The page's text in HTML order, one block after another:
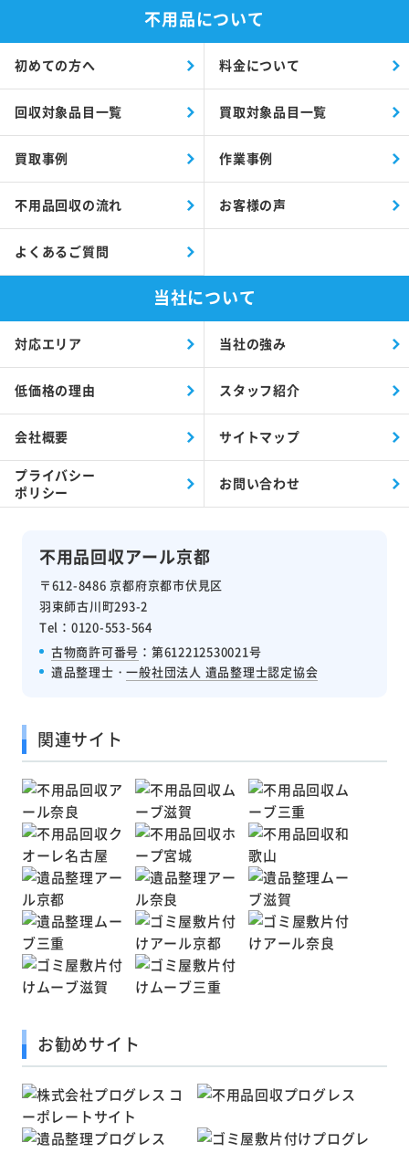
不用品回収アール京都
〒612-8486 京都府京都市伏見区
羽束師古川町293-2
Tel：0120-553-564
古物商許可番号 ：第612212530021号
遺品整理士・一般社団法人 遺品整理士認定協会
不用品について
初めての方へ 料金について
回収対象品目一覧 買取対象品目一覧
買取事例 作業事例
不用品回収の流れ お客様の声
よくあるご質問
当社について
対応エリア 当社の強み
低価格の理由 スタッフ紹介
会社概要 サイトマップ
プライバシー
ポリシー
お問い合わせ
関連サイト
お勧めサイト